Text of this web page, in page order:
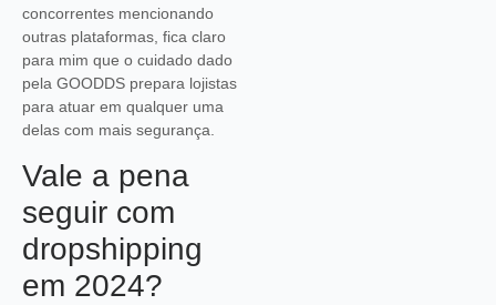
concorrentes mencionando
outras plataformas, fica claro
para mim que o cuidado dado
pela GOODDS prepara lojistas
para atuar em qualquer uma
delas com mais segurança.
Vale a pena
seguir com
dropshipping
em 2024?